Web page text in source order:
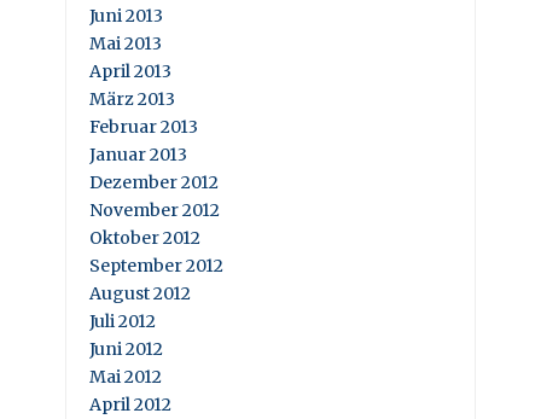
Juni 2013
Mai 2013
April 2013
März 2013
Februar 2013
Januar 2013
Dezember 2012
November 2012
Oktober 2012
September 2012
August 2012
Juli 2012
Juni 2012
Mai 2012
April 2012